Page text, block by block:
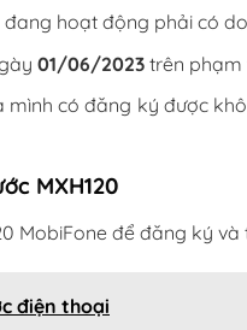
hoạt động phải có
01/06/2023 trên phạm
có đăng ký được
MXH120
MobiFone để đăng ký và
điện thoại